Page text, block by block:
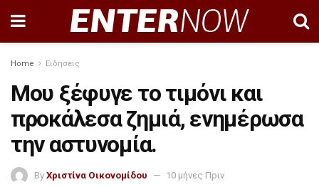
Home Ειδησεις
Μου ξέφυγε το τιμόνι και
προκάλεσα ζημιά, ενημέρωσα
την αστυνομία.
By Χριστίνα Οικονομίδου 10 μήνες Πριν